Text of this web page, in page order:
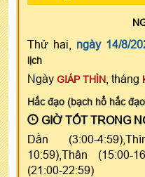
Thứ hai, ngày 14/8/
lịch
Ngày GIÁP THÌN , tháng
Hắc đạo (bạch hổ hắc
GIỜ TỐT TRONG
Dần (3:00-
10:59),Thân (15:00-
(21:00-22:59)